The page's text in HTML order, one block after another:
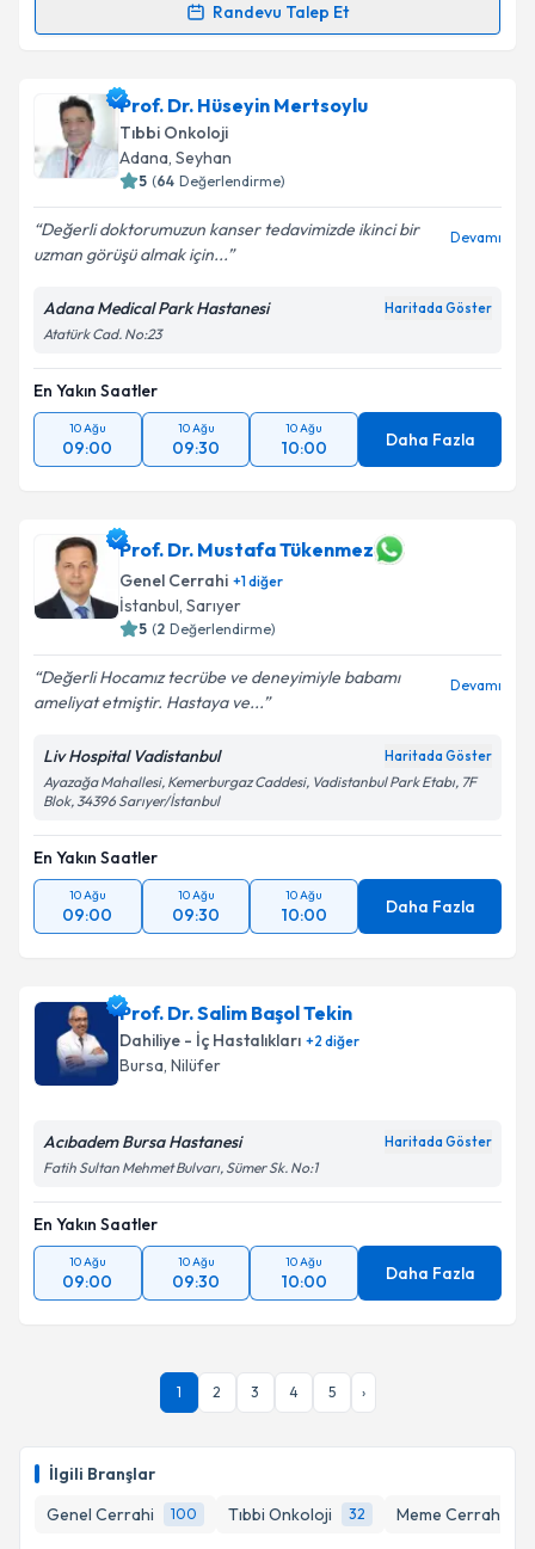
İlgili Branşlar
Genel Cerrahi
100 Tıbbi Onkoloji 32 Meme Cerrahisi
Randevu Talep Et
için bir takvim hazırlandığında e-posta ile
bilgilendireceğiz.
E-posta Adresiniz
Metni 'ni okudum ve kişisel verilerimin belirtilen
kapsamda işlenmesini kabul ediyorum.
Takvim Talebini Gönder
Prof. Dr. Hüseyin Mertsoylu
Tıbbi Onkoloji
Adana, Seyhan
5 (64 Değerlendirme)
Değerli doktorumuzun kanser tedavimizde ikinci bir
uzman görüşü almak için...
Devamı
Adana Medical Park Hastanesi Haritada Göster
Atatürk Cad. No:23
En Yakın Saatler
10 Ağu
09:00
10 Ağu
09:30
10 Ağu
10:00 Daha Fazla
Prof. Dr. Mustafa Tükenmez
Genel Cerrahi +1diğer
İstanbul, Sarıyer
5 (2 Değerlendirme)
Değerli Hocamız tecrübe ve deneyimiyle babamı
ameliyat etmiştir. Hastaya ve...
Devamı
Liv Hospital Vadistanbul Haritada Göster
Ayazağa Mahallesi, Kemerburgaz Caddesi, Vadistanbul Park Etabı, 7F
Blok, 34396 Sarıyer/İstanbul
En Yakın Saatler
10 Ağu
09:00
10 Ağu
09:30
10 Ağu
10:00 Daha Fazla
Prof. Dr. Salim Başol Tekin
Dahiliye - İç Hastalıkları +2 diğer
Bursa, Nilüfer
Acıbadem Bursa Hastanesi Haritada Göster
Fatih Sultan Mehmet Bulvarı, Sümer Sk. No:1
En Yakın Saatler
10 Ağu
09:00
10 Ağu
09:30
10 Ağu
10:00 Daha Fazla
1 2 3 4 5 ›